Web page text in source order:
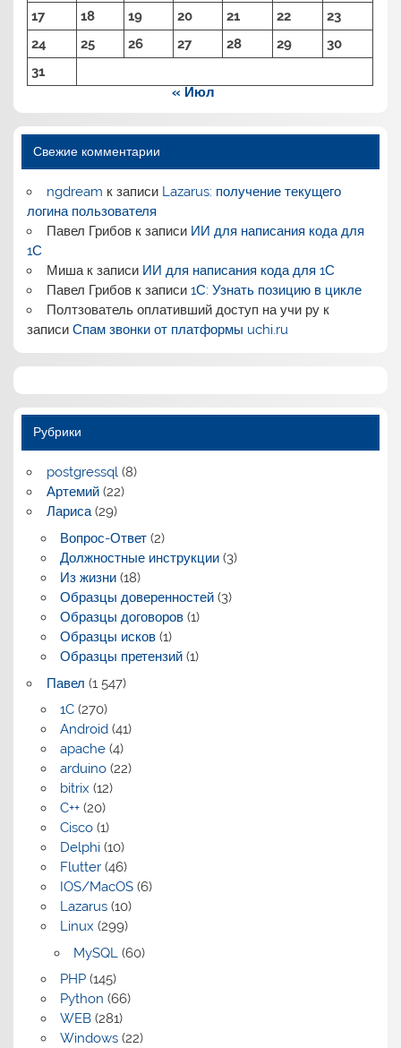
17 18 19 20 21 22
23
24
25 26 27 28 29
30
31
« Июл
Свежие комментарии
ngdream к записи Lazarus: получение текущего
логина пользователя
Павел Грибовк записи ИИ для написания кода для
1С
Мишак записи ИИ для написания кода для 1С
Павел Грибовк записи 1С: Узнать позицию в цикле
Полтзователь оплативший доступ на учи рук
записиСпам звонки от платформы uchi.ru
Рубрики
postgressql(8)
Артемий(22)
Лариса(29)
Вопрос-Ответ(2)
Должностные инструкции(3)
Из жизни(18)
Образцы доверенностей(3)
Образцы договоров(1)
Образцы исков(1)
Образцы претензий(1)
Павел (1 547)
1C(270)
Android(41)
apache(4)
arduino(22)
bitrix (12)
C++(20)
Cisco(1)
Delphi(10)
Flutter(46)
IOS/MacOS(6)
Lazarus(10)
Linux (299)
MySQL(60)
PHP(145)
Python (66)
WEB(281)
Windows(22)